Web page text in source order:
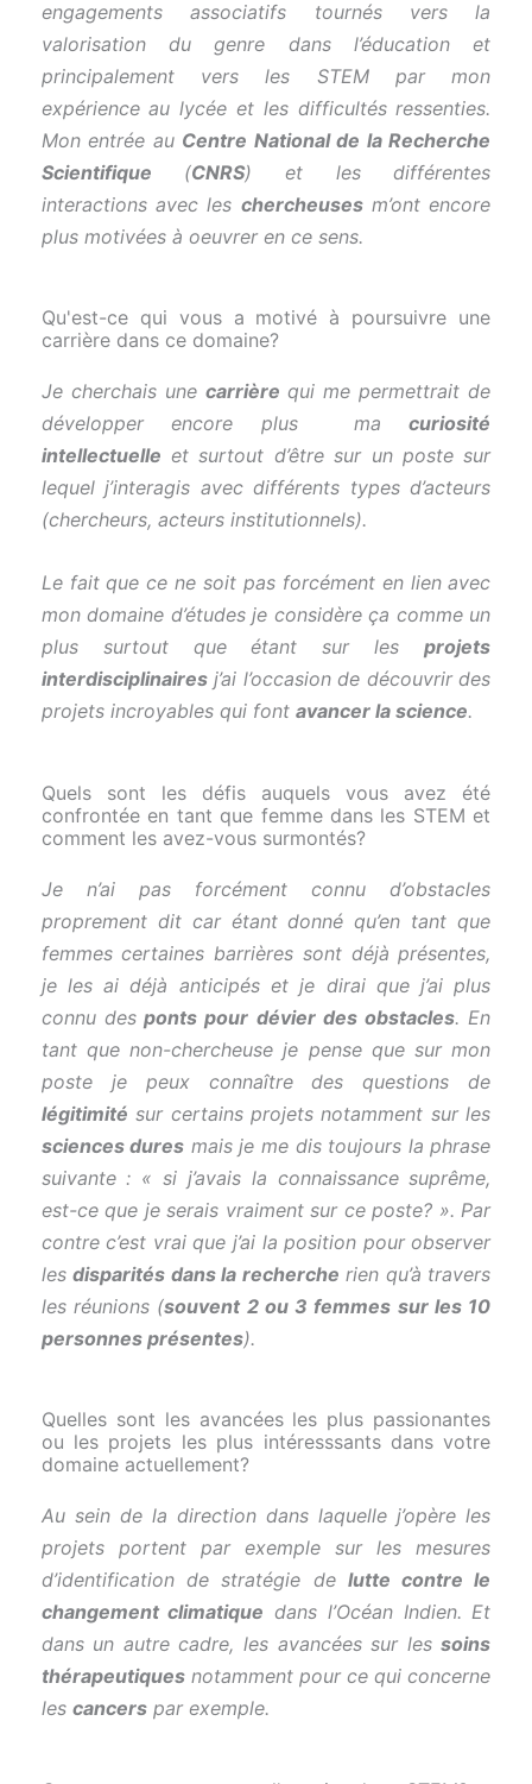
engagements associatifs tournés vers la
valorisation du genre dans l’éducation et
principalement vers les STEM par mon
expérience au lycée et les difficultés ressenties.
Mon entrée au Centre National de la Recherche
Scientifique (CNRS) et les différentes
interactions avec les chercheusesm’ont encore
plus motivées à oeuvrer en ce sens.
Qu'est-ce qui vous a motivé à poursuivre une
carrière dans ce domaine?
Je cherchais une carrière qui me permettrait de
développer encore plus macuriosité
intellectuelle et surtout d’être sur un poste sur
lequel j’interagis avec différents types d’acteurs
(chercheurs, acteurs institutionnels).
Le fait que ce ne soit pas forcément en lien avec
mon domaine d’études je considère ça comme un
plus surtout que étant sur lesprojets
interdisciplinairesj’ai l’occasion de découvrir des
projets incroyables qui font avancer la science.
Quels sont les défis auquels vous avez été
confrontée en tant que femme dans les STEM et
comment les avez-vous surmontés?
Je n’ai pas forcément connu d’obstacles
proprement dit car étant donné qu’en tant que
femmes certaines barrières sont déjà présentes,
je les ai déjà anticipés et je dirai que j’ai plus
connu desponts pour dévier des obstacles. En
tant que non-chercheuse je pense que sur mon
poste je peux connaître des questions de
légitimité sur certains projets notamment sur les
sciences dures mais je me dis toujours la phrase
suivante : « si j’avais la connaissance suprême,
est-ce que je serais vraiment sur ce poste? ». Par
contre c’est vrai que j’ai la position pour observer
lesdisparités dans la recherche rien qu’à travers
les réunions (souvent 2 ou 3 femmes sur les 10
personnes présentes).
Quelles sont les avancées les plus passionantes
ou les projets les plus intéresssants dans votre
domaine actuellement?
Au sein de la direction dans laquelle j’opère les
projets portent par exemple sur les mesures
d’identification de stratégie de lutte contre le
changement climatique dans l’Océan Indien. Et
dans un autre cadre, les avancées sur lessoins
thérapeutiquesnotamment pour ce qui concerne
les cancerspar exemple.